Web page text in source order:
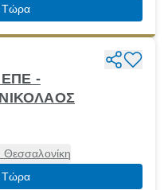
Τώρα
-
Τώρα